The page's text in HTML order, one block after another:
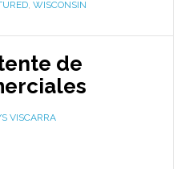
, WISCONSIN
de
VISCARRA